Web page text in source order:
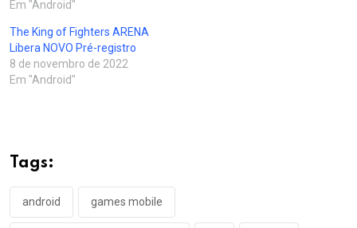
Em "Android"
The King of Fighters ARENA
Libera NOVO Pré-registro
8 de novembro de 2022
Em "Android"
Tags:
android games mobile